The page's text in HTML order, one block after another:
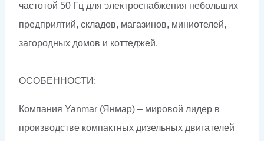
частотой 50 Гц для электроснабжения небольших
предприятий, складов, магазинов, миниотелей,
загородных домов и коттеджей.
ОСОБЕННОСТИ:
Компания Yanmar (Янмар) – мировой лидер в
производстве компактных дизельных двигателей